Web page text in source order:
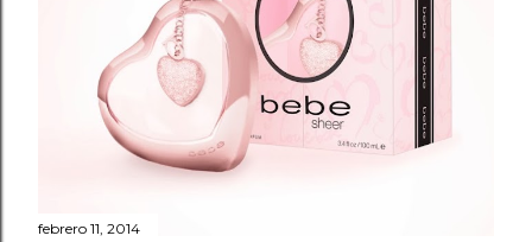
febrero 11, 2014